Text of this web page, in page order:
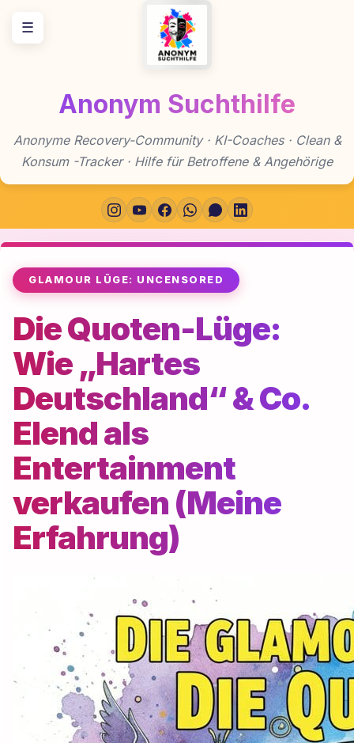
Inhalt
springen
Anonym Suchthilfe
Anonyme Recovery-Community · KI-Coaches · Clean &
Konsum -Tracker · Hilfe für Betroffene & Angehörige
GLAMOUR LÜGE: UNCENSORED
Die Quoten-Lüge:
Wie „Hartes
Deutschland“ & Co.
Elend als
Entertainment
verkaufen (Meine
Erfahrung)
☰